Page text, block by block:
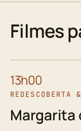
Filmes
13h00
REDESCOBERTA
Margarita